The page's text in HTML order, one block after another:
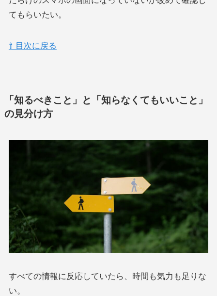
てもらいたい。
⇧ 目次に戻る
「知るべきこと」と「知らなくてもいいこと」
の見分け方
すべての情報に反応していたら、時間も気力も足りな
い。